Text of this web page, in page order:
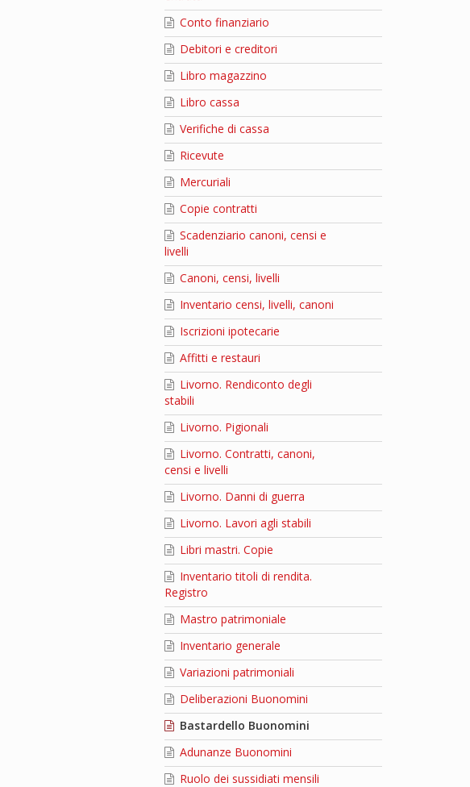
Conto finanziario
Debitori e creditori
Libro magazzino
Libro cassa
Verifiche di cassa
Ricevute
Mercuriali
Copie contratti
Scadenziario canoni, censi e
livelli
Canoni, censi, livelli
Inventario censi, livelli, canoni
Iscrizioni ipotecarie
Affitti e restauri
Livorno. Rendiconto degli
stabili
Livorno. Pigionali
Livorno. Contratti, canoni,
censi e livelli
Livorno. Danni di guerra
Livorno. Lavori agli stabili
Libri mastri. Copie
Inventario titoli di rendita.
Registro
Mastro patrimoniale
Inventario generale
Variazioni patrimoniali
Deliberazioni Buonomini
Bastardello Buonomini
Adunanze Buonomini
Ruolo dei sussidiati mensili